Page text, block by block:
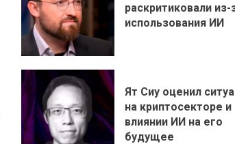
раскритиковали из-
использования ИИ
Ят Сиу оценил
на криптосекторе и
влиянии ИИ на его
будущее